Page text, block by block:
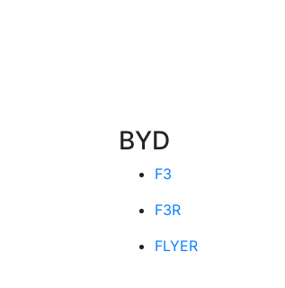
BYD
F3
F3R
FLYER